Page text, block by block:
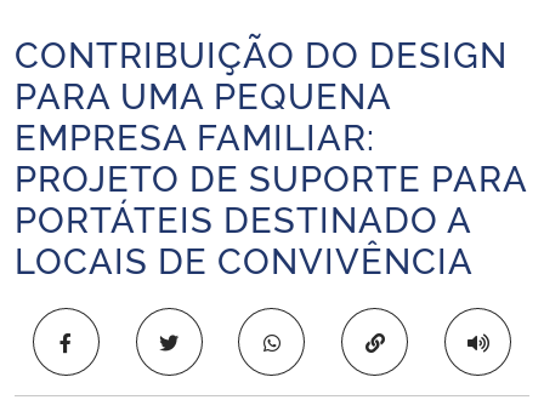
Ministério da Agricultura, Pecuária e Abastecimento
Ministério da Educação
Ministério da Cidadania
Ministério da Saúde
Ministério de Minas e Energia
Ministério da Ciência, Tecnologia, Inovações e Comunicações
Início do conteúdo
CONTRIBUIÇÃO DO DESIGN
PARA UMA PEQUENA
EMPRESA FAMILIAR:
PROJETO DE SUPORTE PARA
PORTÁTEIS DESTINADO A
LOCAIS DE CONVIVÊNCIA
Copiar para área